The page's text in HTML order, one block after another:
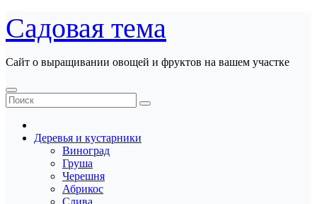
Перейти
к
содержанию
Садовая тема
Сайт о выращивании овощей и фруктов на вашем участке
Деревья и кустарники
Виноград
Груша
Черешня
Абрикос
Слива